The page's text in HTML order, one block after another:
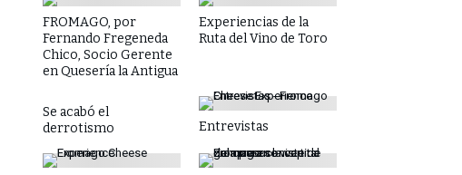
FROMAGO, por
Fernando Fregeneda
Chico, Socio Gerente
en Quesería la Antigua
Experiencias de la
Ruta del Vino de Toro
Se acabó el
derrotismo
Entrevistas